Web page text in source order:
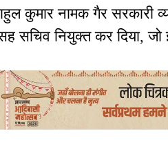
कुमार नामक गैर सरकारी
सचिव नियुक्त कर दिया,